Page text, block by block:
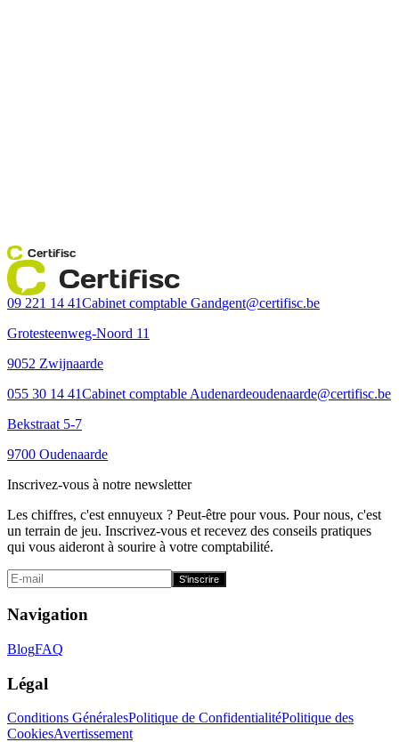
Certifisc
Certifisc
09 221 14 41Cabinet comptable Gandgent@certifisc.be
Grotesteenweg-Noord 11
9052 Zwijnaarde
055 30 14 41Cabinet comptable Audenardeoudenaarde@certifisc.be
Bekstraat 5-7
9700 Oudenaarde
Inscrivez-vous à notre newsletter
Les chiffres, c'est ennuyeux ? Peut-être pour vous. Pour nous, c'est
un terrain de jeu. Inscrivez-vous et recevez des conseils pratiques
qui vous aideront à sourire à votre comptabilité.
S'inscrire
Navigation
BlogFAQ
Légal
Conditions GénéralesPolitique de ConfidentialitéPolitique des
CookiesAvertissement